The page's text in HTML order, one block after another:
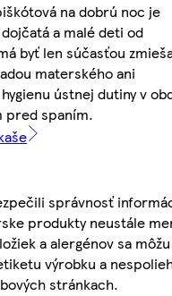
na dobrú noc je
a malé deti od
byť len súčasťou
materského ani
ústnej dutiny v
pred spaním.
správnosť
produkty neustále
a alergénov sa môžu
výrobku a
stránkach.